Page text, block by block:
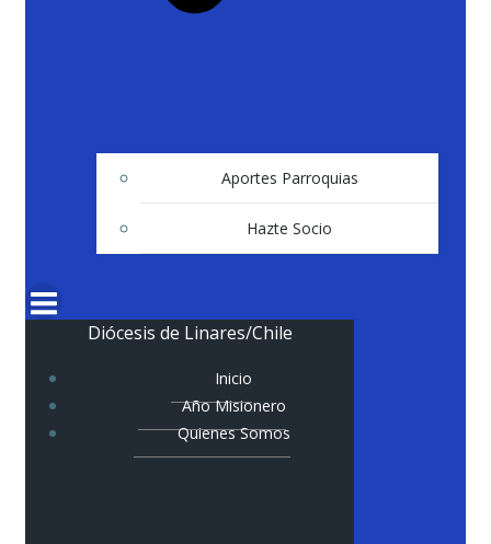
Aportes Parroquias
Hazte Socio
Diócesis de Linares/Chile
Inicio
Año Misionero
Quienes Somos